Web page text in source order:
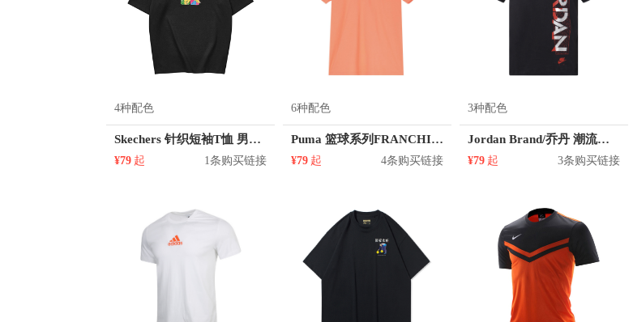
4种配色
Skechers 针织短袖T恤 男女同款 L221U097
¥79 起 1条购买链接
6种配色
Puma 篮球系列FRANCHISE印花纯棉圆领正肩短袖T恤 男女同款 530511
¥79 起 4条购买链接
3种配色
Jordan Brand/乔丹 潮流反光Ss Tee Black短袖T恤 CU1684
¥79 起 3条购买链接